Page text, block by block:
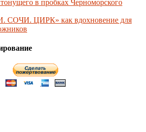
в пробках Черноморского
СОЧИ. ЦИРК» как вдохновение для